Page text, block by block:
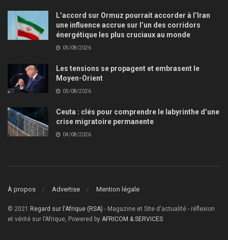
L’accord sur Ormuz pourrait accorder à l’Iran
une influence accrue sur l’un des corridors
énergétique les plus cruciaux au monde
05/08/2026
Les tensions se propagent et embrasent le
Moyen-Orient
05/08/2026
Ceuta : clés pour comprendre le labyrinthe d’une
crise migratoire permanente
04/08/2026
À propos Advertise Mention légale
© 2021 Regard sur l'Afrique (RSA) - Magazine et Site d'actualité - réflexion
et vérité sur l’Afrique, Powered by AFRICOM & SERVICES